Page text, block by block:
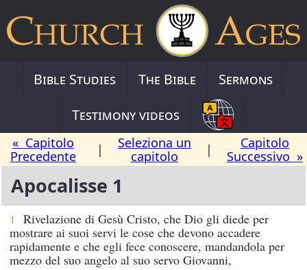
Bible Studies The Bible
Sermons
Testimony videos
« Capitolo
Precedente
|
Seleziona un
capitolo
|
Capitolo
Successivo »
Apocalisse 1
1
Rivelazione di Gesù Cristo, che Dio gli diede per
mostrare ai suoi servi le cose che devono accadere
rapidamente e che egli fece conoscere, mandandola per
mezzo del suo angelo al suo servo Giovanni,